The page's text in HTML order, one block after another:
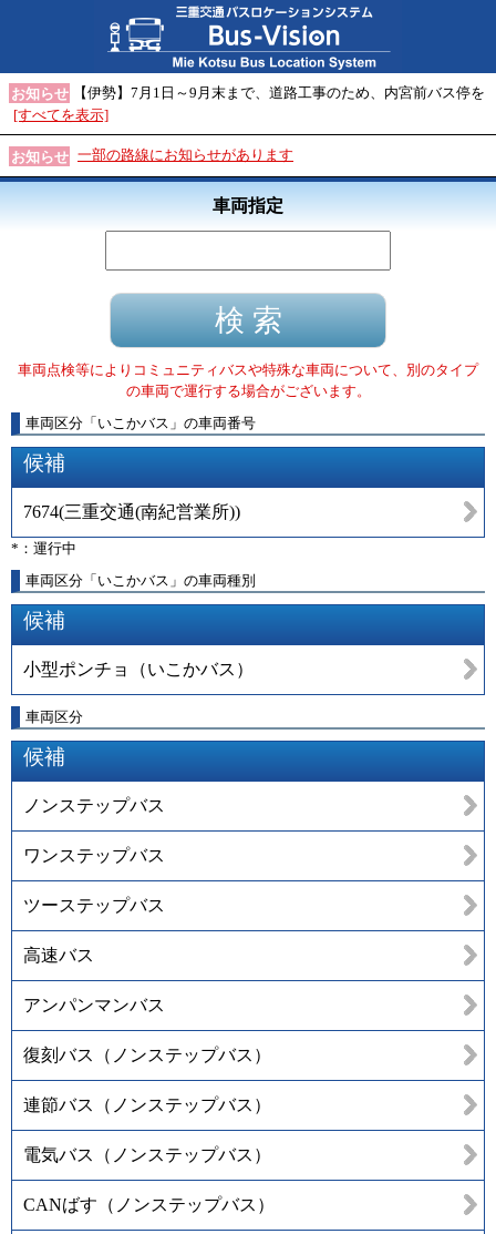
お知らせ
【伊勢】7月1日～9月末まで、道路工事のため、内宮前バス停を
[すべてを表示]
お知らせ 一部の路線にお知らせがあります
車両指定
車両点検等によりコミュニティバスや特殊な車両について、別のタイプ
の車両で運行する場合がございます。
車両区分 「 いこかバス 」 の車両番号
候補
7674(三重交通(南紀営業所))
*：運行中
車両区分「いこかバス」の車両種別
候補
小型ポンチョ（いこかバス）
車両区分
候補
ノンステップバス
ワンステップバス
ツーステップバス
高速バス
アンパンマンバス
復刻バス（ノンステップバス）
連節バス（ノンステップバス）
電気バス（ノンステップバス）
CANばす（ノンステップバス）